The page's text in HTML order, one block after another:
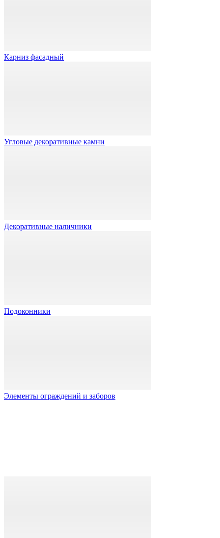
Карниз фасадный
Угловые декоративные камни
Декоративные наличники
Подоконники
Элементы ограждений и заборов